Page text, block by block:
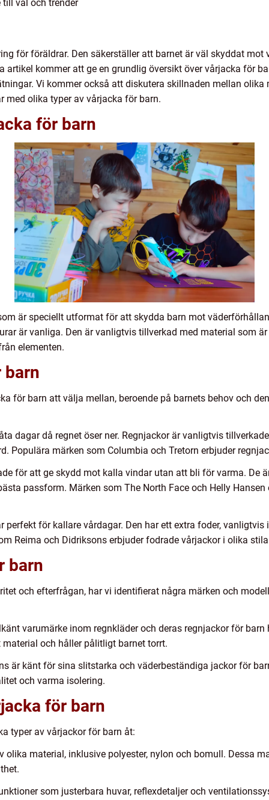
val och trender
för föräldrar. Den säkerställer att barnet är väl skyddat
artikel kommer att ge en grundlig översikt över vårjacka för
Vi kommer också att diskutera skillnaden mellan olika
med olika typer av vårjacka för barn.
för barn
är speciellt utformat för att skydda barn mot
är vanliga. Den är vanligtvis tillverkad med material som
elementen.
barn
för barn att välja mellan, beroende på barnets behov och
dagar då regnet öser ner. Regnjackor är vanligtvis
Populära märken som Columbia och Tretorn erbjuder
för att ge skydd mot kalla vindar utan att bli för varma. De
passform. Märken som The North Face och Helly
perfekt för kallare vårdagar. Den har ett extra foder,
Reima och Didriksons erbjuder fodrade vårjackor i olika
barn
och efterfrågan, har vi identifierat några märken och
varumärke inom regnkläder och deras regnjackor för
och håller pålitligt barnet torrt.
är känt för sina slitstarka och väderbeständiga jackor för
och varma isolering.
för barn
typer av vårjackor för barn åt:
olika material, inklusive polyester, nylon och bomull. Dessa
som justerbara huvar, reflexdetaljer och